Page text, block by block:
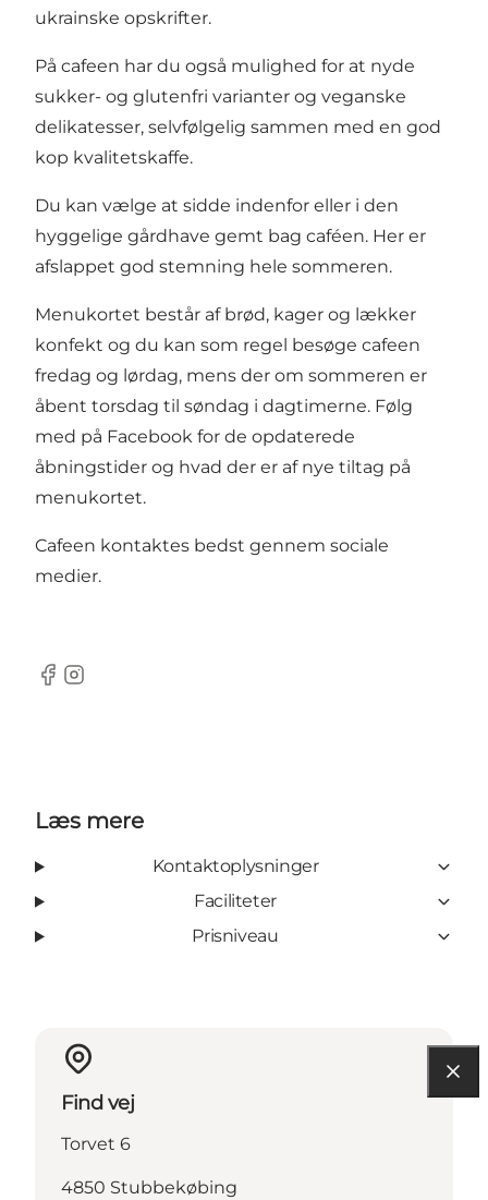
ukrainske opskrifter.
På cafeen har du også mulighed for at nyde
sukker- og glutenfri varianter og veganske
delikatesser, selvfølgelig sammen med en god
kop kvalitetskaffe.
Du kan vælge at sidde indenfor eller i den
hyggelige gårdhave gemt bag caféen. Her er
afslappet god stemning hele sommeren.
Menukortet består af brød, kager og lækker
konfekt og du kan som regel besøge cafeen
fredag og lørdag, mens der om sommeren er
åbent torsdag til søndag i dagtimerne. Følg
med på Facebook for de opdaterede
åbningstider og hvad der er af nye tiltag på
menukortet.
Cafeen kontaktes bedst gennem sociale
medier.
Facebook
Instagram
Læs mere
Kontaktoplysninger
Faciliteter
Prisniveau
Find vej
Torvet 6
4850 Stubbekøbing